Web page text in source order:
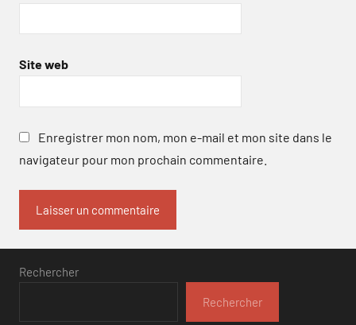
Site web
Enregistrer mon nom, mon e-mail et mon site dans le
navigateur pour mon prochain commentaire.
Rechercher
Rechercher